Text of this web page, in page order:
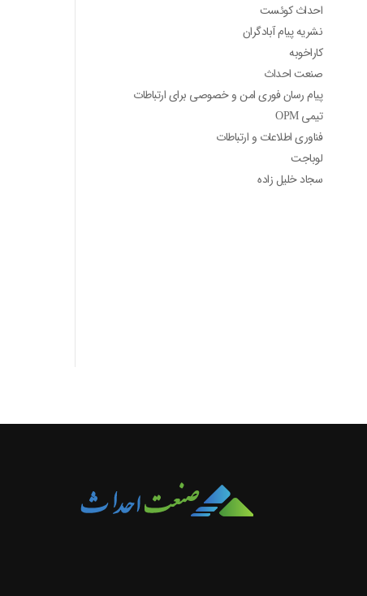
احداث کوئست
نشریه پیام آبادگران
کاراخوبه
صنعت احداث
پیام رسان فوری امن و خصوصی برای ارتباطات
تیمی OPM
فناوری اطلاعات و ارتباطات
لوباجت
سجاد خلیل زاده